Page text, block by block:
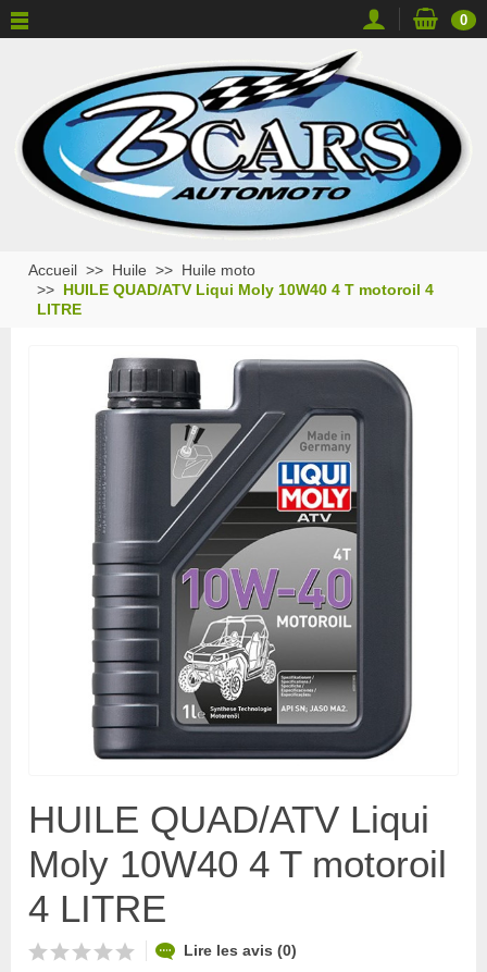
0
Accueil Huile
Huile moto
HUILE QUAD/ATV Liqui Moly 10W40 4 T motoroil 4
LITRE
HUILE QUAD/ATV Liqui
Moly 10W40 4 T motoroil
4 LITRE
Lire les avis (0)